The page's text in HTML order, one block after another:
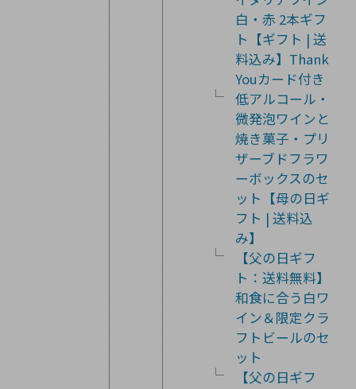
白・赤 2本ギフ
ト【ギフト | 送
料込み】Thank
Youカード付き
低アルコール・
微発泡ワインと
焼き菓子・プリ
ザーブドフラワ
ーボックスのセ
ット【母の日ギ
フト | 送料込
み】
【父の日ギフ
ト：送料無料】
和食に合う白ワ
イン＆限定クラ
フトビールのセ
ット
【父の日ギフ